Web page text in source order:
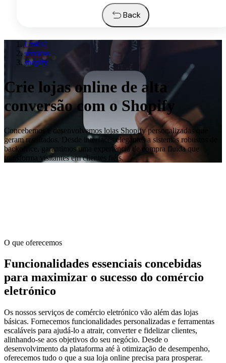
Back
Link37
servicos
shopify
Crie lojas online de alta
conversão com o Shopify
Concebemos e desenvolvemos lojas Shopify personalizadas que
geram resultados. Desde interfaces elegantes a sistemas robustos de
backoffice, garantimos uma experiência de compra fluida que
transforma visitantes em clientes fiéis.
O que oferecemos
Funcionalidades essenciais concebidas
para maximizar o sucesso do comércio
eletrónico
Os nossos serviços de comércio eletrónico vão além das lojas
básicas. Fornecemos funcionalidades personalizadas e ferramentas
escaláveis para ajudá-lo a atrair, converter e fidelizar clientes,
alinhando-se aos objetivos do seu negócio. Desde o
desenvolvimento da plataforma até à otimização de desempenho,
oferecemos tudo o que a sua loja online precisa para prosperar.